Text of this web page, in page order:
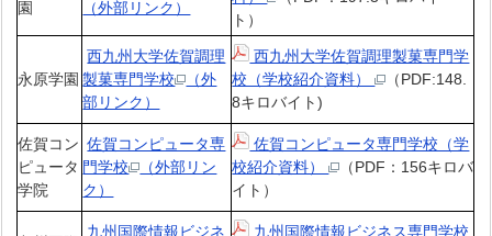
園
（外部リンク）
ト）
永原学園
西九州大学佐賀調理
製菓専門学校
（外
部リンク）
西九州大学佐賀調理製菓専門学
校（学校紹介資料）
（PDF:148.
8キロバイト)
佐賀コン
ピュータ
学院
佐賀コンピュータ専
門学校
（外部リン
ク）
佐賀コンピュータ専門学校（学
校紹介資料）
（PDF：156キロバ
イト）
九州国際情報ビジネ
九州国際情報ビジネス専門学校